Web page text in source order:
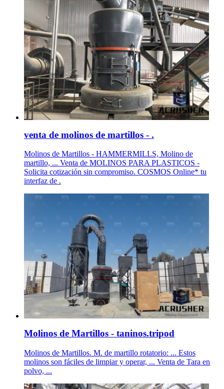
venta de molinos de martillos - .
Molinos de Martillos - HAMMERMILLS, Molino de
martillo, ... Venta de MOLINOS PARA PLASTICOS -
Solicita cotización sin compromiso. COSMOS Online* tu
interfaz de .
Molinos de Martillos - taninos.tripod
Molinos de Martillos. M. de martillo rotatorio: ... Estos
molinos son fáciles de limpiar y operar, ... Venta de Tara en
polvo, ...